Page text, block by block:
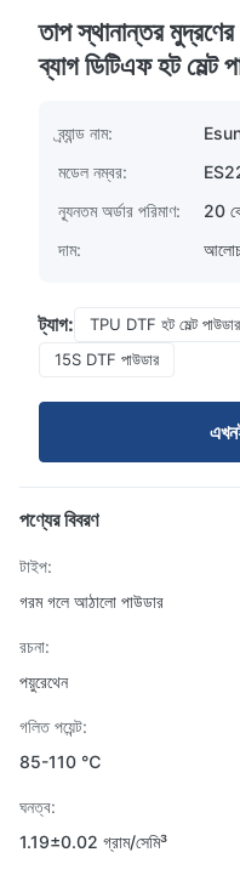
তাপ স্থানান্তর
ব্যাগ ডিটিএফ হট মেল্ট
ব্র্যান্ড নাম:
মডেল নম্বর:
ন্যূনতম অর্ডার পরিমাণ:
20
দাম:
ট্যাগ: TPU DTF হট মেল্ট পাউডার
15S DTF পাউডার
পণ্যের বিবরণ
টাইপ:
গরম গলে আঠালো পাউডার
রচনা:
পয়ুরেথেন
গলিত পয়েন্ট:
85-110 ℃
ঘনত্ব:
1.19±0.02 গ্রাম/সেমি³